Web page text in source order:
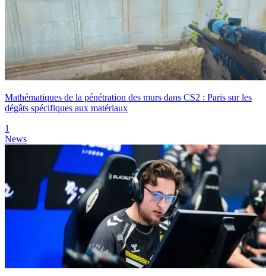
Mathématiques de la pénétration des murs dans CS2 : Paris sur les
dégâts spécifiques aux matériaux
1
News